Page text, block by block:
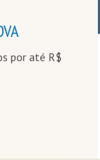
por até R$